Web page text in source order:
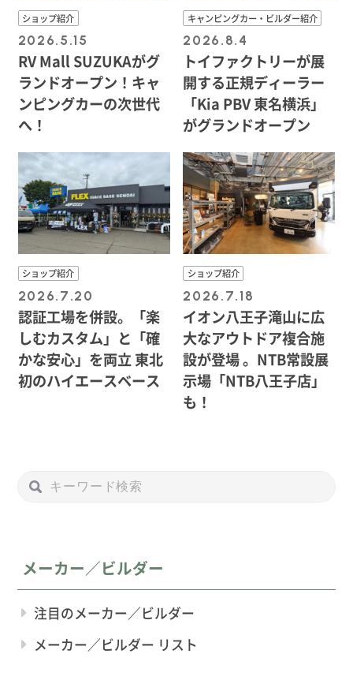
ショップ紹介
2026.5.15
RV Mall SUZUKAがグ
ランドオープン！キャ
ンピングカーの次世代
へ！
キャンピングカー・ビルダー紹介
2026.8.4
トイファクトリーが展
開する正規ディーラー
「Kia PBV 東名横浜」
がグランドオープン
ショップ紹介
2026.7.20
認証工場を併設。「楽
しむカスタム」と「確
かな安心」を両立 東北
初のハイエースベース
ショップ紹介
2026.7.18
イオン八王子滝山に広
大なアウトドア複合施
設が登場 。NTB常設展
示場「NTB八王子店」
も！
メーカー／ビルダー
注目のメーカー／ビルダー
メーカー／ビルダー リスト